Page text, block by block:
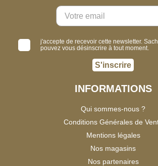
j'accepte de recevoir cette newsletter.
pouvez vous désinscrire à tout moment.
S'inscrire
INFORMATIONS
Qui sommes-nous ?
Conditions Générales de
Mentions légales
Nos magasins
Nos partenaires